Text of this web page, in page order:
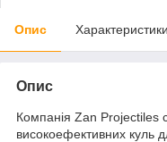
Опис Характеристики
Опис
Компанія Zan Projectiles
високоефективних куль